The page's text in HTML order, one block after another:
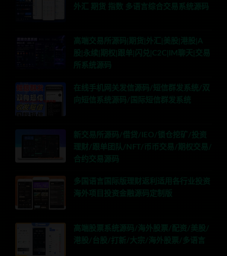
外汇 期货 指数 多语言综合交易系统源码
高端交易所源码|期货|外汇|美股|港股|A
股|永续|期权|跟单|闪兑|C2C|IM聊天|交易
所系统源码
在线手机网关发信源码/短信群发系统/双
向短信系统源码/国际短信群发系统
新交易所源码/借贷/IEO/锁仓挖矿/投资
理财/跟单团队/NFT/币币交易/期权交易/
合约交易源码
多国语言国际版理财返利适用各行业投资
海外项目投资金融源码定制版
高端股票系统源码/海外股票/配资/美股/
港股/台股/打新/大宗/海外股票/多语言